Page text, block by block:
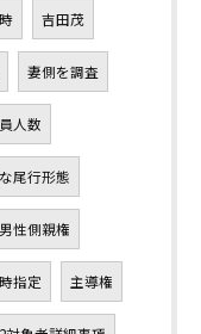
吉田茂
妻側を調査
人数
尾行形態
男性側親権
指定 主導権